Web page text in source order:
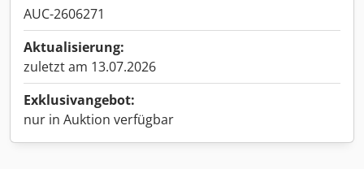
AUC-2606271
Aktualisierung:
zuletzt am 13.07.2026
Exklusivangebot:
nur in Auktion verfügbar